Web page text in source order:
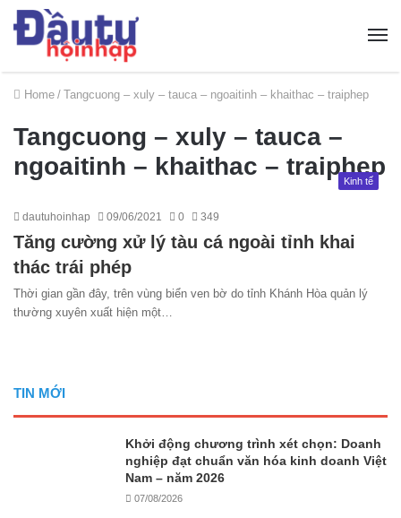
Home / Tangcuong – xuly – tauca – ngoaitinh – khaithac – traiphep
Tangcuong – xuly – tauca –
ngoaitinh – khaithac – traiphep
Kinh tế
dautuhoinhap 09/06/2021 0 349
Tăng cường xử lý tàu cá ngoài tỉnh khai
thác trái phép
Thời gian gần đây, trên vùng biển ven bờ do tỉnh Khánh Hòa quản lý
thường xuyên xuất hiện một…
TIN MỚI
Khởi động chương trình xét chọn: Doanh
nghiệp đạt chuẩn văn hóa kinh doanh Việt
Nam – năm 2026
07/08/2026